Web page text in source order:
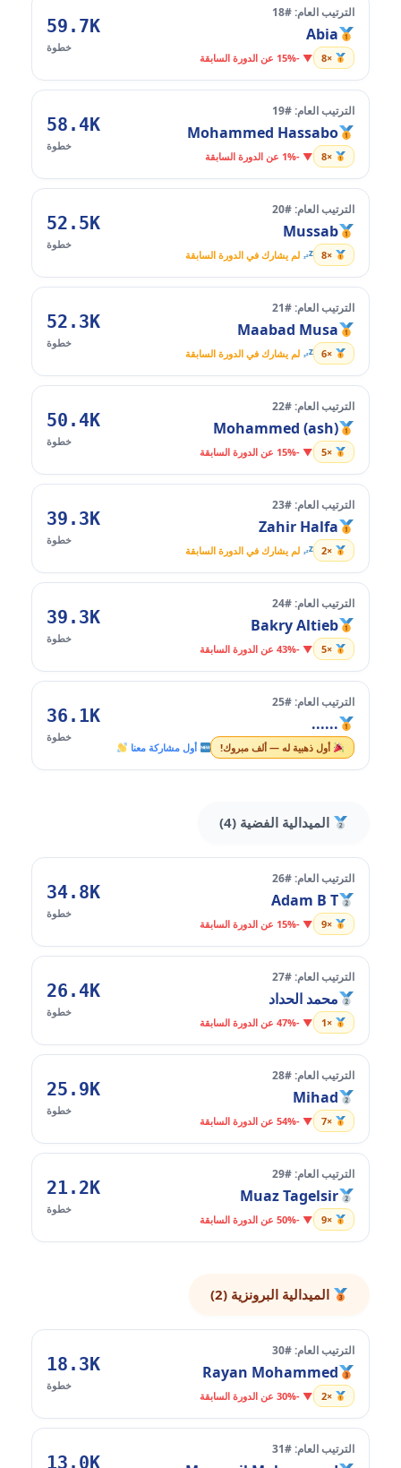
الترتيب العام: #18
Abia
×8 ▼ -15% عن الدورة السابقة
59.7K
خطوة
الترتيب العام: #19
Mohammed Hassabo
×8 ▼ -1% عن الدورة السابقة
58.4K
خطوة
الترتيب العام: #20
Mussab
×8 لم يشارك في الدورة السابقة
52.5K
خطوة
الترتيب العام: #21
Maabad Musa
×6 لم يشارك في الدورة السابقة
52.3K
خطوة
الترتيب العام: #22
Mohammed (ash)
×5 ▼ -15% عن الدورة السابقة
50.4K
خطوة
الترتيب العام: #23
Zahir Halfa
×2 لم يشارك في الدورة السابقة
39.3K
خطوة
الترتيب العام: #24
Bakry Altieb
×5 ▼ -43% عن الدورة السابقة
39.3K
خطوة
الترتيب العام: #25
......
أول ذهبية له — ألف مبروك! أول مشاركة معنا
36.1K
خطوة
الميدالية الفضية (4)
الترتيب العام: #26
Adam B T
×9 ▼ -15% عن الدورة السابقة
34.8K
خطوة
الترتيب العام: #27
محمد الحداد
×1 ▼ -47% عن الدورة السابقة
26.4K
خطوة
الترتيب العام: #28
Mihad
×7 ▼ -54% عن الدورة السابقة
25.9K
خطوة
الترتيب العام: #29
Muaz Tagelsir
×9 ▼ -50% عن الدورة السابقة
21.2K
خطوة
الميدالية البرونزية (2)
الترتيب العام: #30
Rayan Mohammed
×2 ▼ -30% عن الدورة السابقة
18.3K
خطوة
الترتيب العام: #31
13.0K